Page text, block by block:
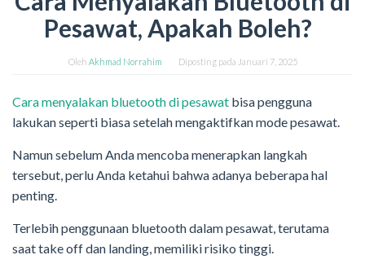
Pesawat, Apakah Boleh?
Oleh Akhmad Norrahim Diposting pada Januari 7, 2025
Cara menyalakan bluetooth di pesawat bisa pengguna
lakukan seperti biasa setelah mengaktifkan mode pesawat.
Namun sebelum Anda mencoba menerapkan langkah
tersebut, perlu Anda ketahui bahwa adanya beberapa hal
penting.
Terlebih penggunaan bluetooth dalam pesawat, terutama
saat take off dan landing, memiliki risiko tinggi.